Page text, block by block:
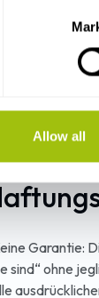
Allow all
gebührenfreie,
Verwendung,
und Verbreitung
Sie erklären
Lizenz sind
um diese Lizenz
Rechte Dritter
Garantie:
sind“ ohne